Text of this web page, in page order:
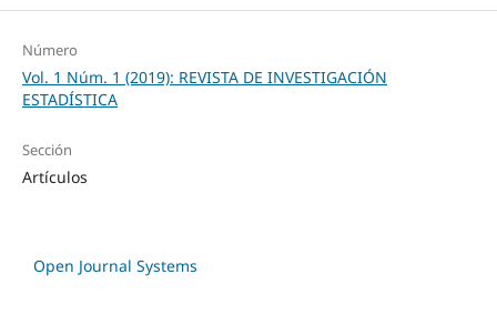
Número
Vol. 1 Núm. 1 (2019): REVISTA DE INVESTIGACIÓN
ESTADÍSTICA
Sección
Artículos
Open Journal Systems